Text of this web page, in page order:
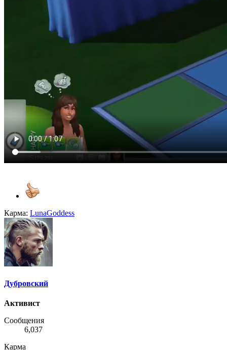
Карма: LunaGoddess
Дубровский
Активист
Сообщения
6,037
Карма